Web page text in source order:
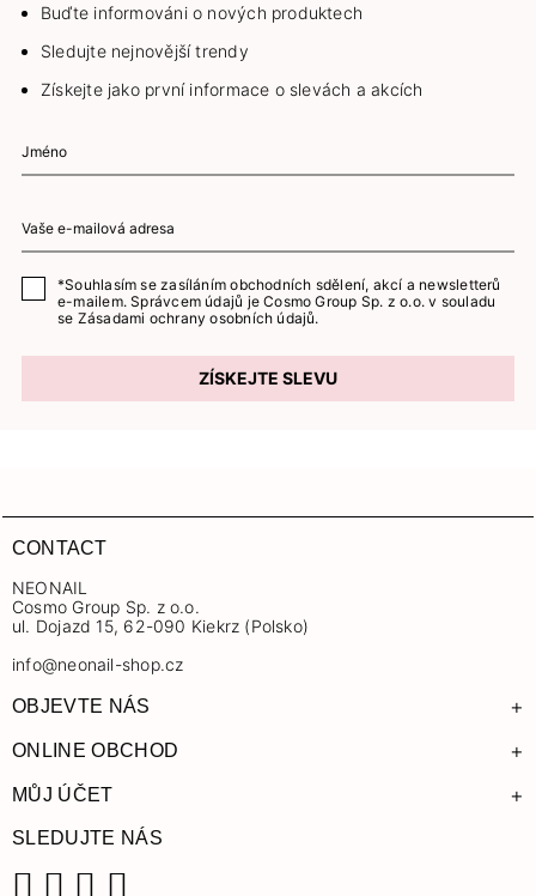
Buďte informováni o nových produktech
Sledujte nejnovější trendy
Získejte jako první informace o slevách a akcích
*Souhlasím se zasíláním obchodních sdělení, akcí a newsletterů
e-mailem. Správcem údajů je Cosmo Group Sp. z o.o. v souladu
se Zásadami ochrany osobních údajů.
ZÍSKEJTE SLEVU
CONTACT
NEONAIL
Cosmo Group Sp. z o.o.
ul. Dojazd 15, 62-090 Kiekrz (Polsko)
info@neonail-shop.cz
OBJEVTE NÁS +
ONLINE OBCHOD +
MŮJ ÚČET +
SLEDUJTE NÁS